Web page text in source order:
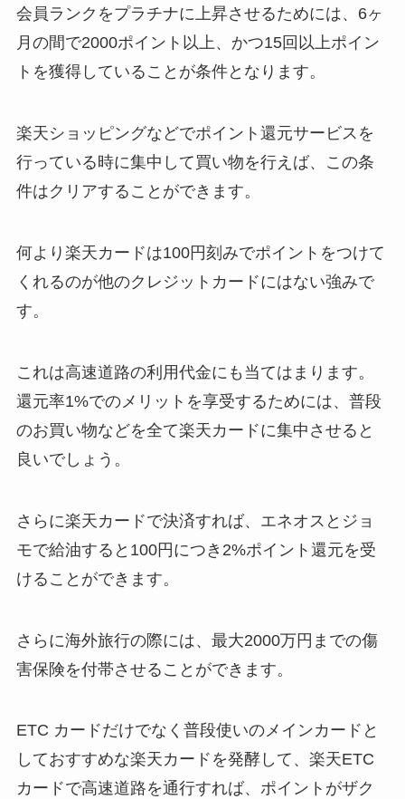
会員ランクをプラチナに上昇させるためには、6ヶ
月の間で2000ポイント以上、かつ15回以上ポイン
トを獲得していることが条件となります。
楽天ショッピングなどでポイント還元サービスを
行っている時に集中して買い物を行えば、この条
件はクリアすることができます。
何より楽天カードは100円刻みでポイントをつけて
くれるのが他のクレジットカードにはない強みで
す。
これは高速道路の利用代金にも当てはまります。
還元率1%でのメリットを享受するためには、普段
のお買い物などを全て楽天カードに集中させると
良いでしょう。
さらに楽天カードで決済すれば、エネオスとジョ
モで給油すると100円につき2%ポイント還元を受
けることができます。
さらに海外旅行の際には、最大2000万円までの傷
害保険を付帯させることができます。
ETC カードだけでなく普段使いのメインカードと
しておすすめな楽天カードを発酵して、楽天ETC
カードで高速道路を通行すれば、ポイントがザク